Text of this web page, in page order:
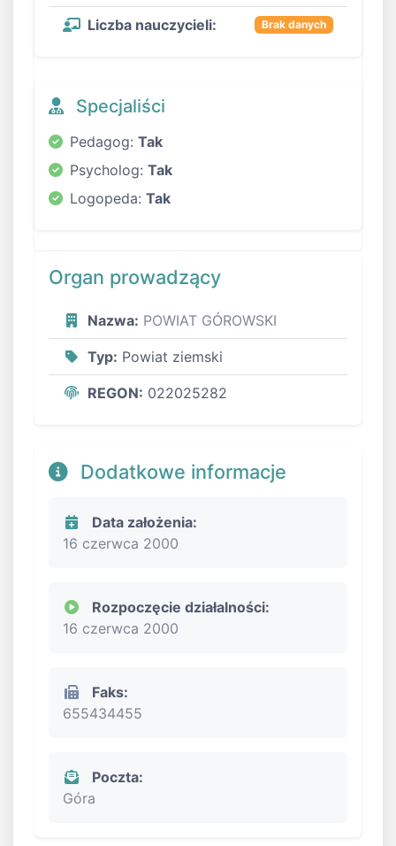
Liczba nauczycieli: Brak danych
Specjaliści
Pedagog: Tak
Psycholog: Tak
Logopeda: Tak
Organ prowadzący
Nazwa: POWIAT GÓROWSKI
Typ: Powiat ziemski
REGON: 022025282
Dodatkowe informacje
Data założenia:
16 czerwca 2000
Rozpoczęcie działalności:
16 czerwca 2000
Faks:
655434455
Poczta:
Góra